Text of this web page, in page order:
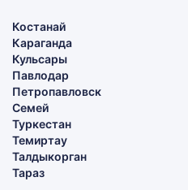
Костанай
Караганда
Кульсары
Павлодар
Петропавловск
Семей
Туркестан
Темиртау
Талдыкорган
Тараз